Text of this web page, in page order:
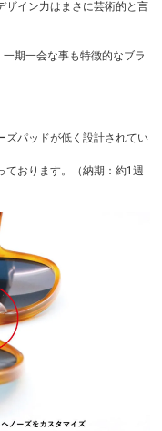
ザイン力はまさに芸術的と言
期一会な事も特徴的なブラ
パッドが低く設計されてい
おります。（納期：約1週